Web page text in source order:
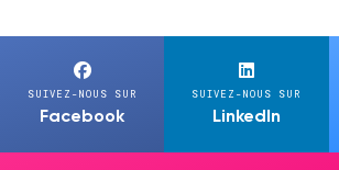
SUIVEZ-NOUS SUR
Facebook
SUIVEZ-NOUS SUR
LinkedIn